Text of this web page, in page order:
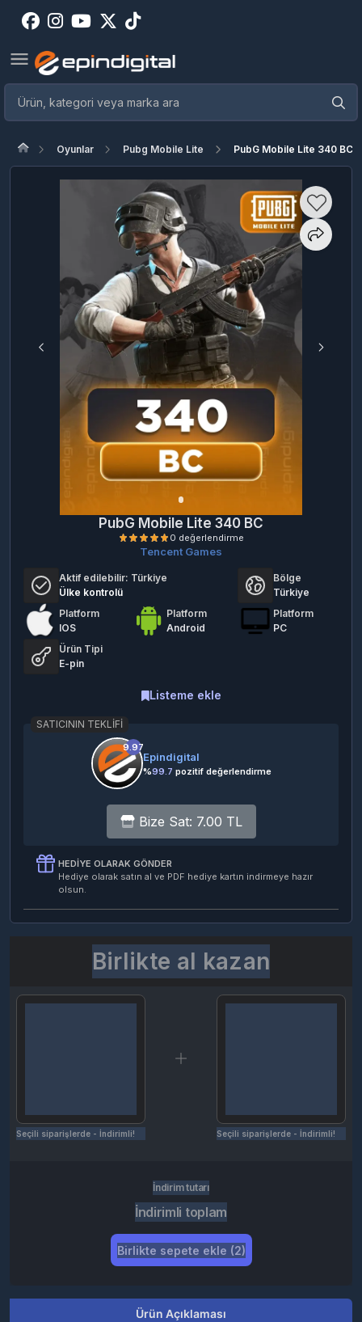
Oyunlar Pubg Mobile Lite PubG Mobile Lite 340 BC
PubG Mobile Lite 340 BC
Tencent Games
Aktif edilebilir: Türkiye
Ülke kontrolü
Bölge
Türkiye
Platform
IOS
Platform
Android
Platform
PC
Ürün Tipi
E-pin
Listeme ekle
SATICININ TEKLIFI
9.97
Epindigital
%99.7 pozitif değerlendirme
Bize Sat: 7.00 TL
HEDIYE OLARAK GÖNDER
Hediye olarak satın al ve PDF hediye kartın indirmeye hazır
olsun.
Birlikte al kazan
Seçili siparişlerde - İndirimli! Seçili siparişlerde - İndirimli!
İndirim tutarı
İndirimli toplam
Birlikte sepete ekle (2)
Ürün Açıklaması